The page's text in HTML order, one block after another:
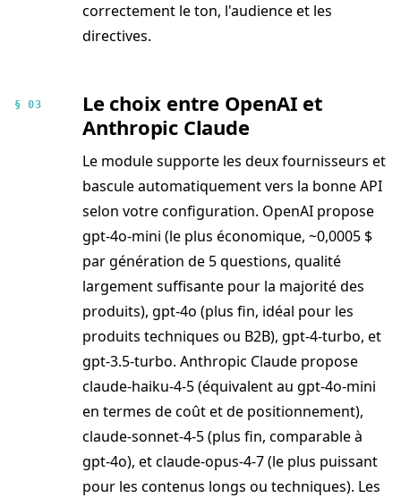
correctement le ton, l'audience et les
directives.
§ 03
Le choix entre OpenAI et
Anthropic Claude
Le module supporte les deux fournisseurs et
bascule automatiquement vers la bonne API
selon votre configuration. OpenAI propose
gpt-4o-mini (le plus économique, ~0,0005 $
par génération de 5 questions, qualité
largement suffisante pour la majorité des
produits), gpt-4o (plus fin, idéal pour les
produits techniques ou B2B), gpt-4-turbo, et
gpt-3.5-turbo. Anthropic Claude propose
claude-haiku-4-5 (équivalent au gpt-4o-mini
en termes de coût et de positionnement),
claude-sonnet-4-5 (plus fin, comparable à
gpt-4o), et claude-opus-4-7 (le plus puissant
pour les contenus longs ou techniques). Les